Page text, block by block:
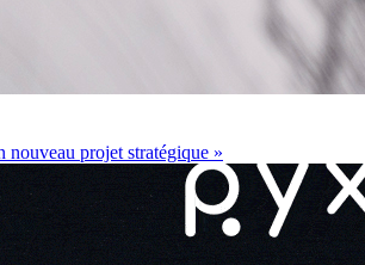
nouveau projet stratégique »